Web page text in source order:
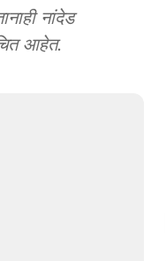
नांदेड
आहेत.